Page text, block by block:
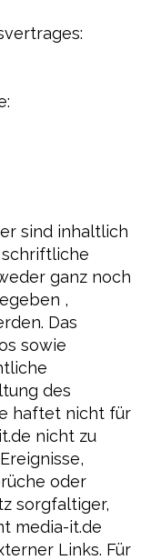
sind inhaltlich
ganz noch
,
Das
sowie
des
haftet nicht für
nicht zu
oder
sorgfaltiger,
media-it.de
Links. Für